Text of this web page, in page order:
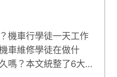
機車行學徒一天工作
車維修學徒在做什
嗎？本文統整了6大